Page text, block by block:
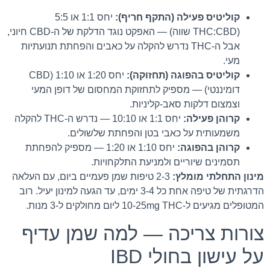
קוליטיס פעילה (התקף חריף):
יחס 1:1 או 5:5
(THC:CBD שווה) — האפקט נוגד הדלקת של ה-CBD חיוני,
אבל ה-THC נדרש להקלה על כאבים והפחתת תנועתיות
מעי.
קוליטיס בהפוגה (תחזוקה):
יחס 1:20 או 1:10 (CBD
דומיננטי) — מספיק לתחזוקת המחסום של דופן המעי
וצמצום דלקות סאב-קליניות.
קרוהן פעילה:
יחס 1:1 או 10:10 — נדרש ה-THC להקלה
משמעותית על כאבי בטן והפחתת שלשולים.
קרוהן בהפוגה:
יחס 1:10 או 1:20 — מספיק להפחתת
תסמינים שיוריים ולמניעת התלקחויות.
מינון התחלתי מומלץ:
2-3 טיפות שמן פעמיים ביום, עם העלאה
הדרגתית של טיפה אחת כל 3-4 ימים, עד הגעה למינון יעיל. רוב
המטופלים מגיעים ל-10-25mg THC ליום מחולקים ל-3 מנות.
צורות צריכה — למה שמן עדיף
על עישון בחולי IBD